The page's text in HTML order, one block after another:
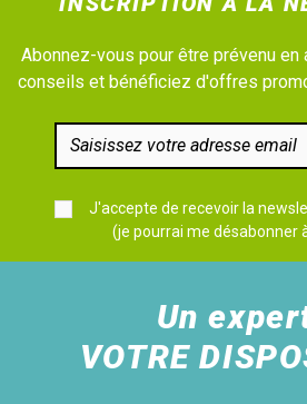
Abonnez-vous pour être prévenu en
conseils et bénéficiez d'offres
J'accepte de recevoir la
(je pourrai me désabonner
Un
VOTRE